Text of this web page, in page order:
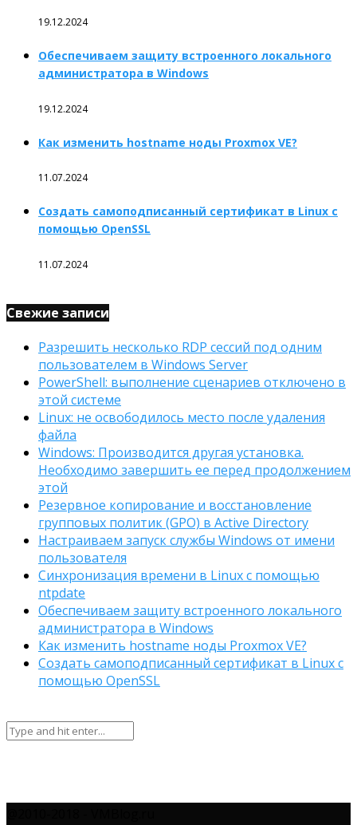
19.12.2024
Обеспечиваем защиту встроенного локального
администратора в Windows
19.12.2024
Как изменить hostname ноды Proxmox VE?
11.07.2024
Создать самоподписанный сертификат в Linux с
помощью OpenSSL
11.07.2024
Свежие записи
Разрешить несколько RDP сессий под одним
пользователем в Windows Server
PowerShell: выполнение сценариев отключено в
этой системе
Linux: не освободилось место после удаления
файла
Windows: Производится другая установка.
Необходимо завершить ее перед продолжением
этой
Резервное копирование и восстановление
групповых политик (GPO) в Active Directory
Настраиваем запуск службы Windows от имени
пользователя
Синхронизация времени в Linux с помощью
ntpdate
Обеспечиваем защиту встроенного локального
администратора в Windows
Как изменить hostname ноды Proxmox VE?
Создать самоподписанный сертификат в Linux с
помощью OpenSSL